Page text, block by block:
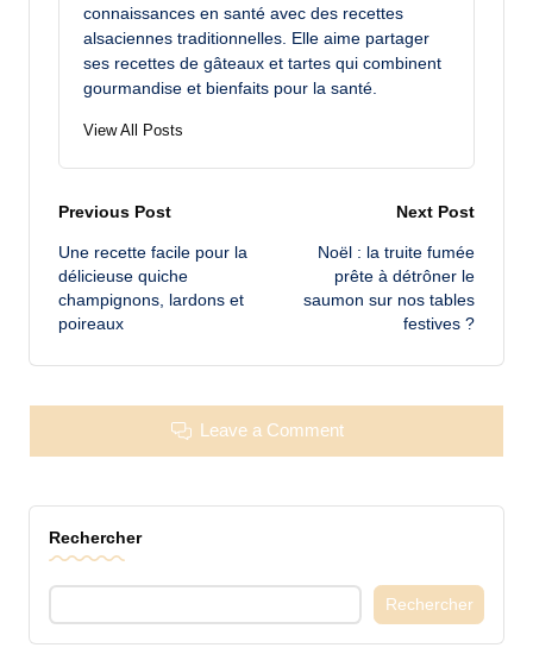
connaissances en santé avec des recettes
alsaciennes traditionnelles. Elle aime partager
ses recettes de gâteaux et tartes qui combinent
gourmandise et bienfaits pour la santé.
View All Posts
Post
navigation
Previous Post
Une recette facile pour la
délicieuse quiche
champignons, lardons et
poireaux
Next Post
Noël : la truite fumée
prête à détrôner le
saumon sur nos tables
festives ?
Leave a Comment
Rechercher
Rechercher